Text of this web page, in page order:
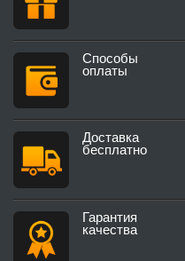
Способы
оплаты
Доставка
бесплатно
Гарантия
качества